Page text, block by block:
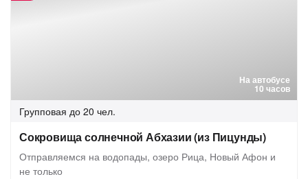
На автобусе
10 часов
Групповая до 20 чел.
Сокровища солнечной Абхазии (из Пицунды)
Отправляемся на водопады, озеро Рица, Новый Афон и
не только